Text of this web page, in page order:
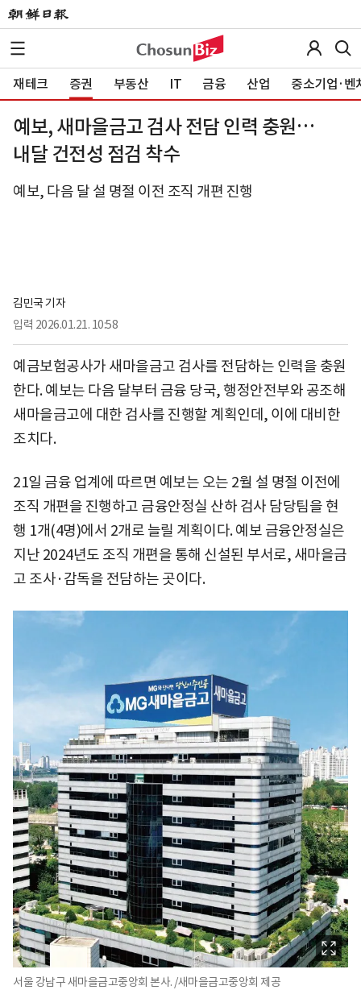
재테크 증권 부동산 IT 금융 산업 중소기업·벤
예보, 새마을금고 검사 전담 인력 충원…
내달 건전성 점검 착수
예보, 다음 달 설 명절 이전 조직 개편 진행
김민국 기자
입력 2026.01.21. 10:58
예금보험공사가 새마을금고 검사를 전담하는 인력을 충원
한다. 예보는 다음 달부터 금융 당국, 행정안전부와 공조해
새마을금고에 대한 검사를 진행할 계획인데, 이에 대비한
조치다.
21일 금융 업계에 따르면 예보는 오는 2월 설 명절 이전에
조직 개편을 진행하고 금융안정실 산하 검사 담당팀을 현
행 1개(4명)에서 2개로 늘릴 계획이다. 예보 금융안정실은
지난 2024년도 조직 개편을 통해 신설된 부서로, 새마을금
고 조사·감독을 전담하는 곳이다.
서울 강남구 새마을금고중앙회 본사. /새마을금고중앙회 제공